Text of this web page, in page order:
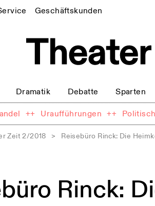
Geschäftskunden
Dramatik Debatte Sparten
++ Uraufführungen ++
Zeit 2/2018 > Reisebüro Rinck: Die
Rinck: